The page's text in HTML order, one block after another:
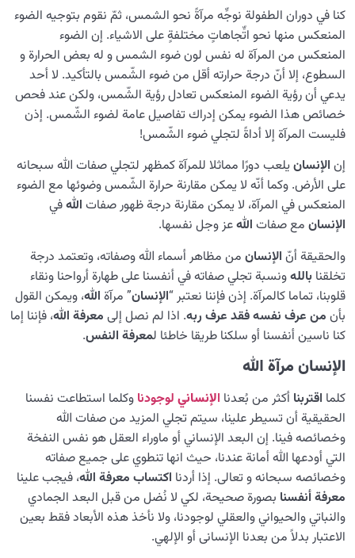
كم مدى اثر الروحانيات في حياة الإنسان؟
الإنسان ورغبته اللانهائية 0/12
ما الذي لا يُمثّله الإنسان؟ 0/24
منظومة المحبّة في كيان الإنسان 0/20
غاية الخلق ومكانة الإنسان 0/7
دور القدوة في حياة الإنسان
العلاقة بين الدنيا والآخرة
السنن الإلهية 0/20
الموت… أم الولادة؟ 0/13
الدنيا؛ نادٍ لصناعة الإنسان
كيف نصبح إنسانًا بحق؟
كنا في دوران الطفولة نوجِّه مرآةً نحو الشمس، ثمّ نقوم بتوجيه الضوء
المنعكس منها نحو اتِّجاهاتٍ مختلفةٍ على الاشياء. إن الضوء
المنعكس من المرآة له نفس لون ضوء الشمس و له بعض الحرارة و
السطوع، إلا أنّ درجة حرارته أقل من ضوء الشّمس بالتأكيد. لا أحد
يدعي أن رؤية الضوء المنعكس تعادل رؤية الشّمس، ولكن عند فحص
خصائص هذا الضوء يمكن إدراك تفاصيل عامة لضوء الشّمس. إذن
فليست المرآة إلا أداةً لتجلي ضوء الشّمس!
إن الإنسانيلعب دورًا مماثلا للمرآة كمظهر لتجلي صفات الله سبحانه
على الأرض. وکما أنّه لا يمكن مقارنة حرارة الشّمس وضوئها مع الضوء
المنعكس في المرآة، لا يمكن مقارنة درجة ظهور صفات اللهفي
الإنسان مع صفات اللهعز وجل نفسها.
والحقيقة أنّ الإنسان من مظاهر أسماء الله وصفاته، وتعتمد درجة
تخلقنا باللهونسبة تجلي صفاته في أنفسنا على طهارة أرواحنا ونقاء
قلوبنا، تماما كالمرآة. إذن فإننا نعتبر “الإنسان” مرآة الله، ويمكن القول
بأن من عرف نفسه فقد عرف ربه. اذا لم نصل إلى معرفة الله، فإننا إما
كنا ناسين أنفسنا أو سلكنا طريقا خاطئا لمعرفة النفس.
الإنسان مرآة الله
كلما اقتربنا أكثر من بُعدنا الإنساني لوجودنا وكلما استطاعت نفسنا
الحقیقیة أن تسيطر علينا، سيتم تجلي المزيد من صفات الله
وخصائصه فينا. إن البعد الإنساني أو ماوراء العقل هو نفس النفخة
التي أودعها الله أمانة عندنا، حيث انها تنطوي على جميع صفاته
وخصائصه سبحانه و تعالى. إذا أردنا اكتساب معرفة الله، فيجب علينا
معرفة أنفسنا بصورة صحيحة، لكي لا نُضل من قبل البعد الجمادي
والنباتي والحيواني والعقلي لوجودنا، ولا نأخذ هذه الأبعاد فقط بعين
الاعتبار بدلاً من بعدنا الإنسانی أو الإلهي.